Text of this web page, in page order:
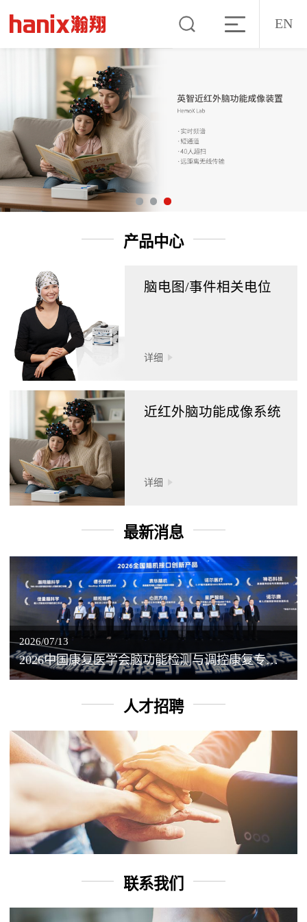
EN
产品中心
脑电图/事件相关电位
详细
近红外脑功能成像系统
详细
最新消息
2026/07/13
2026中国康复医学会脑功能检测与调控康复专业委员会学术年会丨脑客中国：脑机接口——EEG驱动TMS闭环调控工作坊
人才招聘
联系我们